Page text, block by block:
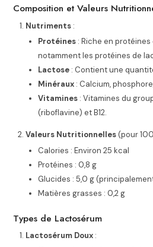
Composition et Valeurs
Nutriments :
Protéines : Riche en
notamment les protéines de
Lactose : Contient une
Minéraux : Calcium,
Vitamines : Vitamines du
(riboflavine) et B12.
Valeurs Nutritionnelles(pour
Calories : Environ 25 kcal
Protéines : 0,8 g
Glucides : 5,0 g
Matières grasses : 0,2 g
Types de Lactosérum
Lactosérum Doux :